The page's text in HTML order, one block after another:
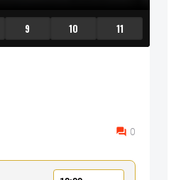
9 10 11
0